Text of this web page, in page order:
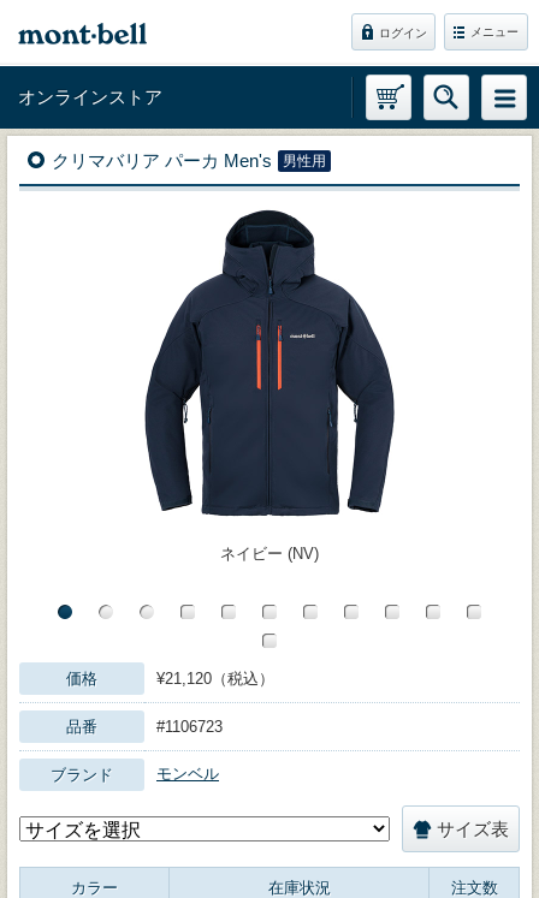
ログイン メニュー
オンラインストア
クリマバリア パーカ Men's 男性用
ネイビー (NV)
価格 ¥21,120（税込）
品番 #1106723
ブランド モンベル
サイズ表
カラー 在庫状況 注文数